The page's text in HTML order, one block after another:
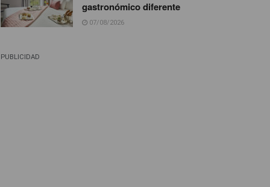
gastronómico diferente
07/08/2026
PUBLICIDAD